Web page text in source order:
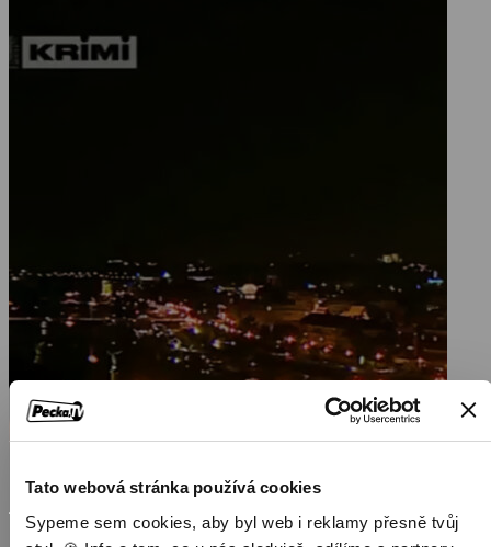
Tato webová stránka používá cookies
Sypeme sem cookies, aby byl web i reklamy přesně tvůj